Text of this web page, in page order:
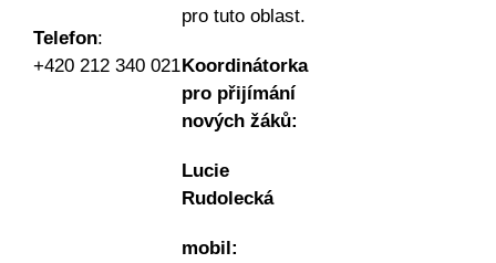
Telefon:
+420 212 340 021
pro tuto oblast.
Koordinátorka
pro přijímání
nových žáků:
Lucie
Rudolecká
mobil: